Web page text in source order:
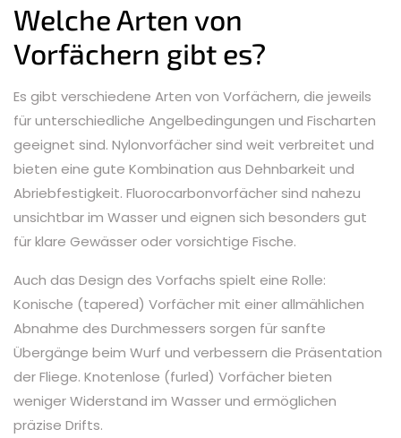
Welche Arten von
Vorfächern gibt es?
Es gibt verschiedene Arten von Vorfächern, die jeweils
für unterschiedliche Angelbedingungen und Fischarten
geeignet sind. Nylonvorfächer sind weit verbreitet und
bieten eine gute Kombination aus Dehnbarkeit und
Abriebfestigkeit. Fluorocarbonvorfächer sind nahezu
unsichtbar im Wasser und eignen sich besonders gut
für klare Gewässer oder vorsichtige Fische.
Auch das Design des Vorfachs spielt eine Rolle:
Konische (tapered) Vorfächer mit einer allmählichen
Abnahme des Durchmessers sorgen für sanfte
Übergänge beim Wurf und verbessern die Präsentation
der Fliege. Knotenlose (furled) Vorfächer bieten
weniger Widerstand im Wasser und ermöglichen
präzise Drifts.